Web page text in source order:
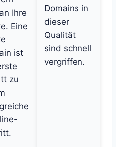
Ihre
Eine
ist
zu
Domains in
dieser
Qualität
sind schnell
vergriffen.